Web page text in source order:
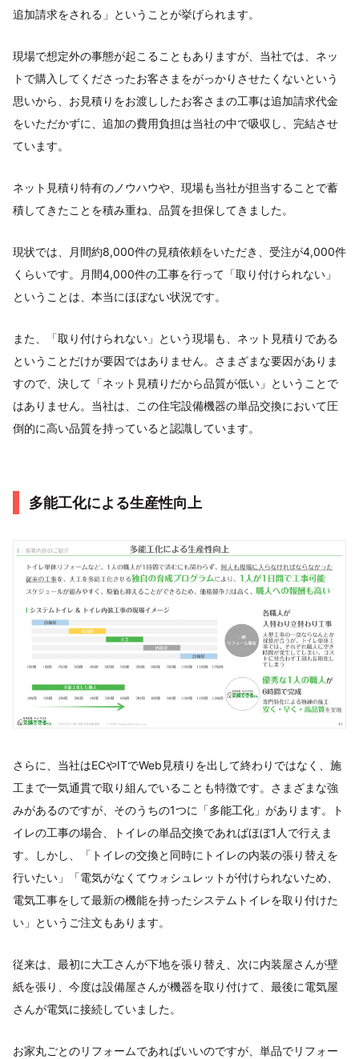
追加請求をされる」ということが挙げられます。
現場で想定外の事態が起こることもありますが、当社では、ネッ
トで購入してくださったお客さまをがっかりさせたくないという
思いから、お見積りをお渡ししたお客さまの工事は追加請求代金
をいただかずに、追加の費用負担は当社の中で吸収し、完結させ
ています。
ネット見積り特有のノウハウや、現場も当社が担当することで蓄
積してきたことを積み重ね、品質を担保してきました。
現状では、月間約8,000件の見積依頼をいただき、受注が4,000件
くらいです。月間4,000件の工事を行って「取り付けられない」
ということは、本当にほぼない状況です。
また、「取り付けられない」という現場も、ネット見積りである
ということだけが要因ではありません。さまざまな要因がありま
すので、決して「ネット見積りだから品質が低い」ということで
はありません。当社は、この住宅設備機器の単品交換において圧
倒的に高い品質を持っていると認識しています。
多能工化による生産性向上
さらに、当社はECやITでWeb見積りを出して終わりではなく、施
工まで一気通貫で取り組んでいることも特徴です。さまざまな強
みがあるのですが、そのうちの1つに「多能工化」があります。ト
イレの工事の場合、トイレの単品交換であればほぼ1人で行えま
す。しかし、「トイレの交換と同時にトイレの内装の張り替えを
行いたい」「電気がなくてウォシュレットが付けられないため、
電気工事をして最新の機能を持ったシステムトイレを取り付けた
い」というご注文もあります。
従来は、最初に大工さんが下地を張り替え、次に内装屋さんが壁
紙を張り、今度は設備屋さんが機器を取り付けて、最後に電気屋
さんが電気に接続していました。
お家丸ごとのリフォームであればいいのですが、単品でリフォー